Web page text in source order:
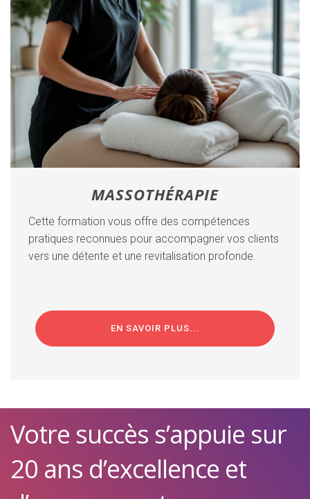
MASSOTHÉRAPIE
Cette formation vous offre des compétences
pratiques reconnues pour accompagner vos clients
vers une détente et une revitalisation profonde.
EN SAVOIR PLUS...
Votre succès s’appuie sur
20 ans d’excellence et